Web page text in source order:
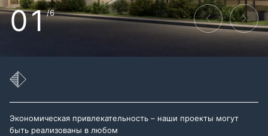
01/6
Экономическая привлекательность – наши проекты могут
быть реализованы в любом